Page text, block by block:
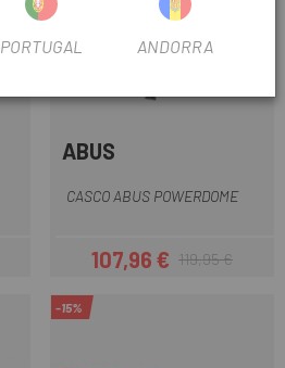
ABUS
CASCO ABUS POWERDOME
Precio
107,96 €Precio regular
119,95 €
-15%
PORTUGAL ANDORRA